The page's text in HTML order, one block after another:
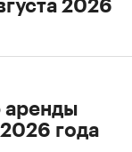
2026
аренды
года